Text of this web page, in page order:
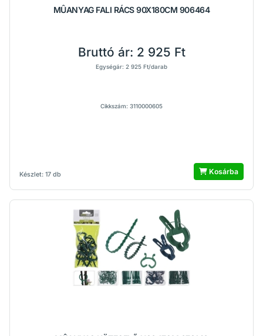
MÛANYAG FALI RÁCS 90X180CM 906464
Készlet: 17 db
Bruttó ár: 2 925 Ft
Egységár: 2 925 Ft/darab
Cikkszám: 3110000605
Kosárba